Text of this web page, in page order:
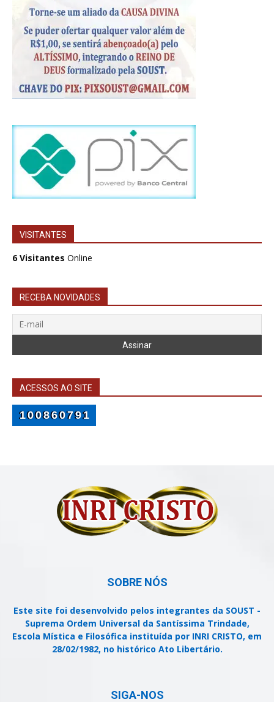
VISITANTES
6 Visitantes Online
RECEBA NOVIDADES
ACESSOS AO SITE
100860791
SOBRE NÓS
Este site foi desenvolvido pelos integrantes da SOUST -
Suprema Ordem Universal da Santíssima Trindade,
Escola Mística e Filosófica instituída por INRI CRISTO, em
28/02/1982, no histórico Ato Libertário.
SIGA-NOS